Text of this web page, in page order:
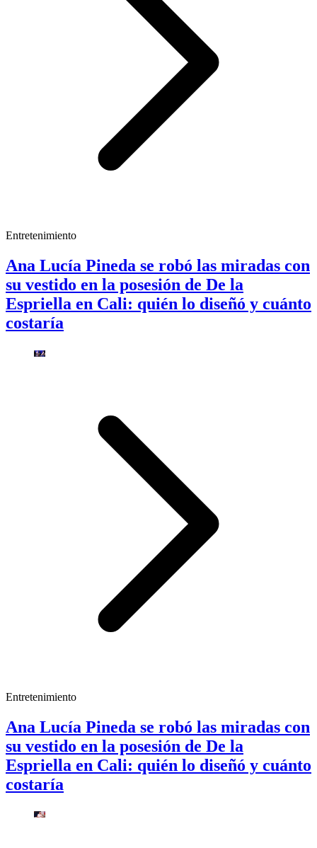
Entretenimiento
Ana Lucía Pineda se robó las miradas con
su vestido en la posesión de De la
Espriella en Cali: quién lo diseñó y cuánto
costaría
Entretenimiento
Ana Lucía Pineda se robó las miradas con
su vestido en la posesión de De la
Espriella en Cali: quién lo diseñó y cuánto
costaría